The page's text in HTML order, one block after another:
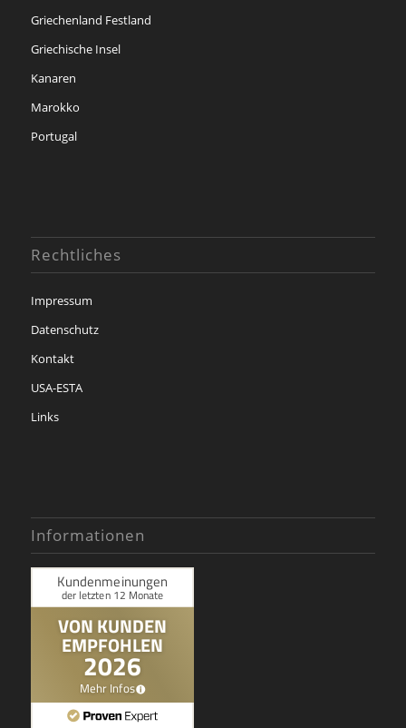
Griechenland Festland
Griechische Insel
Kanaren
Marokko
Portugal
Rechtliches
Impressum
Datenschutz
Kontakt
USA-ESTA
Links
Informationen